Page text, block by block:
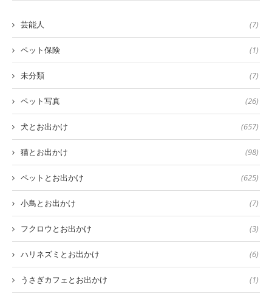
芸能人 (7)
ペット保険 (1)
未分類 (7)
ペット写真 (26)
犬とお出かけ (657)
猫とお出かけ (98)
ペットとお出かけ (625)
小鳥とお出かけ (7)
フクロウとお出かけ (3)
ハリネズミとお出かけ (6)
うさぎカフェとお出かけ (1)